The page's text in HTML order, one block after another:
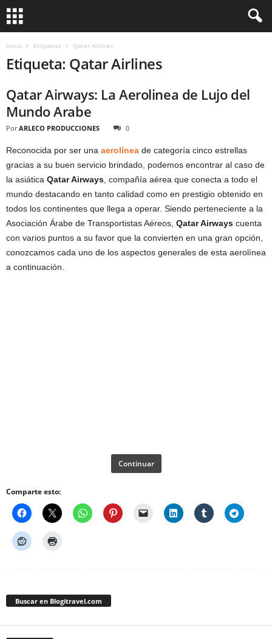
Inicio Etiquetas Qatar Airlines
Etiqueta: Qatar Airlines
Qatar Airways: La Aerolinea de Lujo del
Mundo Arabe
Por ARLECO PRODUCCIONES 0
Reconocida por ser una aerolínea de categoría cinco estrellas
gracias a su buen servicio brindado, podemos encontrar al caso de
la asiática Qatar Airways , compañía aérea que conecta a todo el
mundo destacando en tanto calidad como en prestigio obtenido en
todos los continentes que llega a operar. Siendo perteneciente a la
Asociación Árabe de Transportistas Aéreos, Qatar Airways cuenta
con varios puntos a su favor que la convierten en una gran opción,
conozcamos cada uno de los aspectos generales de esta aerolínea
a continuación.
Continuar
Comparte esto:
Buscar en Blogitravel.com